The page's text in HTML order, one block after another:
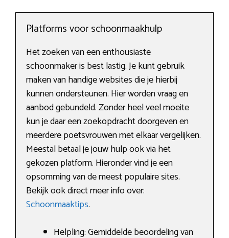
Platforms voor schoonmaakhulp
Het zoeken van een enthousiaste
schoonmaker is best lastig. Je kunt gebruik
maken van handige websites die je hierbij
kunnen ondersteunen. Hier worden vraag en
aanbod gebundeld. Zonder heel veel moeite
kun je daar een zoekopdracht doorgeven en
meerdere poetsvrouwen met elkaar vergelijken.
Meestal betaal je jouw hulp ook via het
gekozen platform. Hieronder vind je een
opsomming van de meest populaire sites.
Bekijk ook direct meer info over:
Schoonmaaktips.
Helpling: Gemiddelde beoordeling van